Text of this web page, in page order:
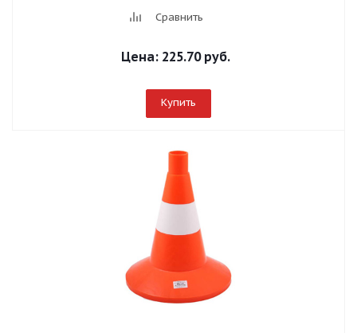
Сравнить
Цена: 225.70 руб.
Купить